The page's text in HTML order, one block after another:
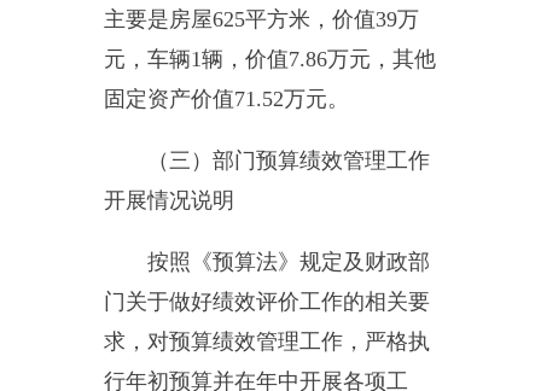
的收入。
其他收入：指除上述“财政拨
款收入”、“事业收入”、“经营收
入”、“附属单位缴款”等之外取得的
事业单位在当年的“财政拨款收
入”、“财政拨款结转和结余资
金”、“事业收入”、“事业单位经营
收入”、“其他收入”不足以安排当年